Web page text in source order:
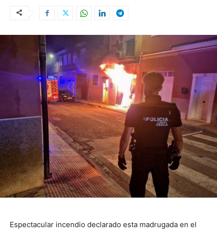
Espectacular incendio declarado esta madrugada en el